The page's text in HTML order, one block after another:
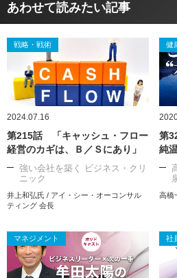
あわせて読みたい記事
戦略・戦術
2024.07.16
第215話 「キャッシュ・フロー
経営のカギは、Ｂ／Ｓにあり」
強い会社を築く ビジネス・クリ
ニック
井上和弘氏 / アイ・シー・オーコンサル
ティング 会長
健
第
純
高橋
マネジメント 社